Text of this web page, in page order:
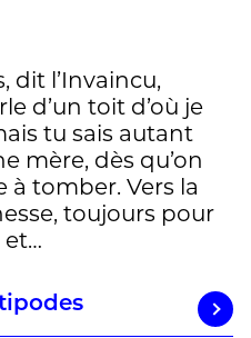
dit l’Invaincu,
d’un toit d’où je
tu sais autant
mère, dès qu’on
à tomber. Vers la
toujours pour
et…